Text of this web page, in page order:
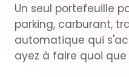
Un seul portefeuille
parking, carburant,
automatique qui
ayez à faire quoi que